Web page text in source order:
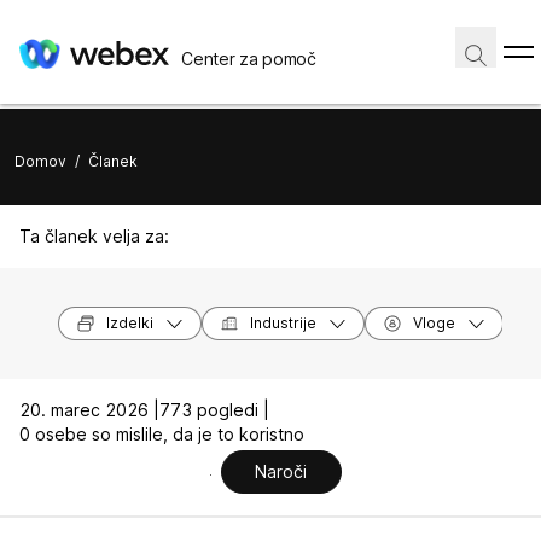
Center za pomoč
Domov / Članek
Ta članek velja za:
Izdelki Industrije Vloge
20. marec 2026 | 773 pogledi |
0 osebe so mislile, da je to koristno
Naroči